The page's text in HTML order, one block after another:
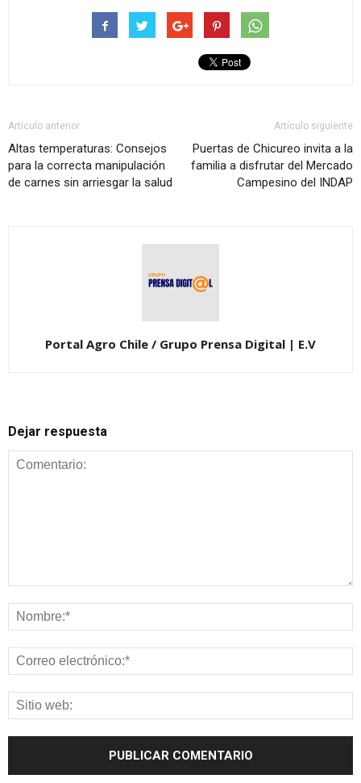
Artículo anterior
Altas temperaturas: Consejos
para la correcta manipulación
de carnes sin arriesgar la salud
Artículo siguiente
Puertas de Chicureo invita a la
familia a disfrutar del Mercado
Campesino del INDAP
Portal Agro Chile / Grupo Prensa Digital | E.V
Dejar respuesta